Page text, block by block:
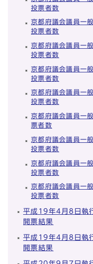
投票者数
京都府議会議員一
投票者数
京都府議会議員一
投票者数
京都府議会議員一
投票者数
京都府議会議員一
投票者数
京都府議会議員一
票者数
京都府議会議員一
投票者数
京都府議会議員一
投票者数
京都府議会議員一
投票者数
平成19年4月8日
開票結果
平成19年4月8日
開票結果